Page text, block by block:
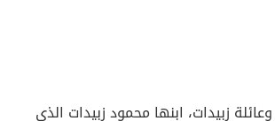
زبيدات، ابنها محمود زبيدات الذي